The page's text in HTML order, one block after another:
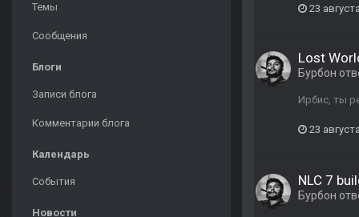
Темы
Сообщения
Блоги
Записи блога
Комментарии блога
Календарь
События
Новости
23
Lost
Бурбон
Ирбис, ты
23
NLC 7
Бурбон